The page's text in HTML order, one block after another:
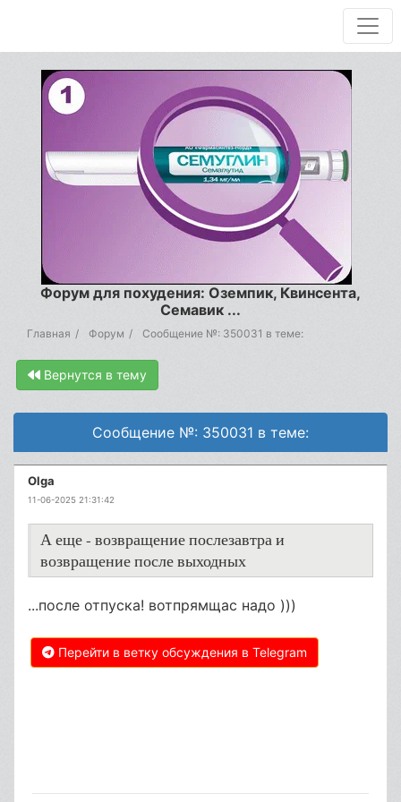
Форум для похудения: Оземпик, Квинсента,
Семавик ...
Главная Форум Сообщение №: 350031 в теме:
Вернутся в тему
Сообщение №: 350031 в теме:
Olga
11-06-2025 21:31:42
А еще - возвращение послезавтра и
возвращение после выходных
...после отпуска! вотпрямщас надо )))
Перейти в ветку обсуждения в Telegram